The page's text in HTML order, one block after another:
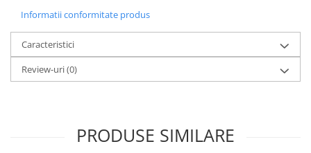
Informatii conformitate produs
Caracteristici
Review-uri(0)
PRODUSE SIMILARE